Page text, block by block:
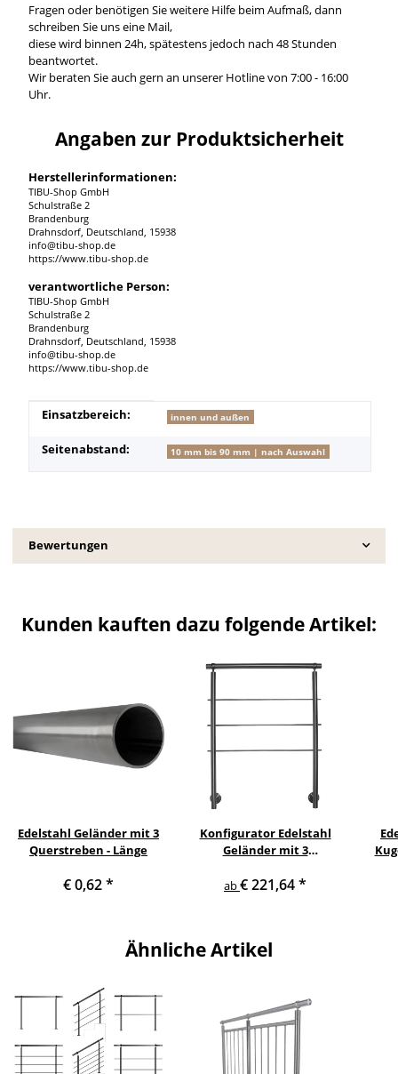
Fragen oder benötigen Sie weitere Hilfe beim Aufmaß, dann
schreiben Sie uns eine Mail,
diese wird binnen 24h, spätestens jedoch nach 48 Stunden
beantwortet.
Wir beraten Sie auch gern an unserer Hotline von 7:00 - 16:00
Uhr.
Angaben zur Produktsicherheit
Herstellerinformationen:
TIBU-Shop GmbH
Schulstraße 2
Brandenburg
Drahnsdorf, Deutschland, 15938
info@tibu-shop.de
https://www.tibu-shop.de
verantwortliche Person:
TIBU-Shop GmbH
Schulstraße 2
Brandenburg
Drahnsdorf, Deutschland, 15938
info@tibu-shop.de
https://www.tibu-shop.de
Produkteigenschaft
Wert
Einsatzbereich: innen und außen
Seitenabstand: 10 mm bis 90 mm | nach Auswahl
Bewertungen
Kunden kauften dazu folgende Artikel:
Edelstahl Geländer mit 3
Querstreben - Länge
€ 0,62*
Konfigurator Edelstahl
Geländer mit 3
Seitenabstand 70 mm
ab€ 221,64*
Ähnliche Artikel